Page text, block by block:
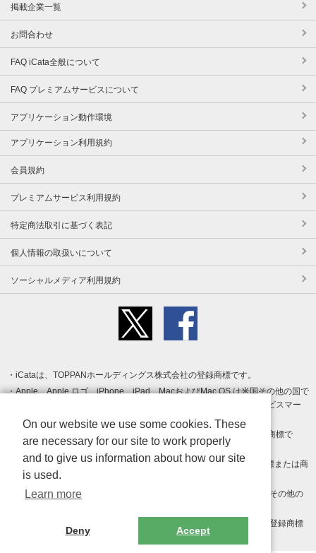
掲載企業一覧
お問合わせ
FAQ iCata全般について
FAQ プレミアムサービスについて
アプリケーション動作環境
アプリケーション利用規約
会員規約
プレミアムサービス利用規約
特定商法取引に基づく表記
個人情報の取扱いについて
ソーシャルメディア利用規約
iCataは、TOPPANホールディングス株式会社の登録商標です。
Apple、Apple ロゴ、iPhone、iPad、MacおよびMac OS は米国その他の国で
登録された Apple Inc. の商標です。App Store は Apple Inc. のサービスマー
クです。
Android、Google Play および Google Play ロゴ は Google LLC の商標で
す。
Windows は Microsoft Inc.の米国およびその他の国における登録商標または商
標です。
Adobe、Adobe Reader、Adobe PDF は、Adobe Inc.の米国およびその他の
その他、記載されている会社名、商品名、ロゴは各社の商標または登録商標
On our website we use some cookies. These
are necessary for our site to work properly
and to give us information about how our site
is used.
Learn more
Deny Accept